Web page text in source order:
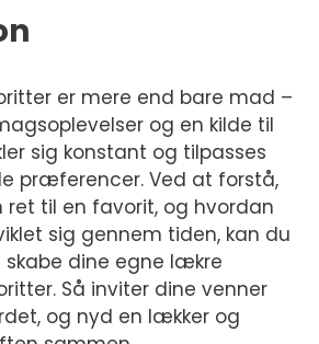
er mere end bare mad –
og en kilde til
sig konstant og tilpasses
præferencer. Ved at forstå,
ret til en favorit, og hvordan
sig gennem tiden, kan du
dine egne lækre
Så inviter dine venner
og nyd en lækker og